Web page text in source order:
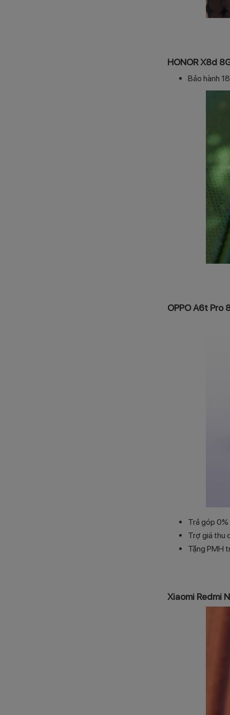
HONOR X8d
Bảo hành
OPPO A6t
Trả góp
Trợ giá thu
Tặng PMH
Xiaomi Redmi